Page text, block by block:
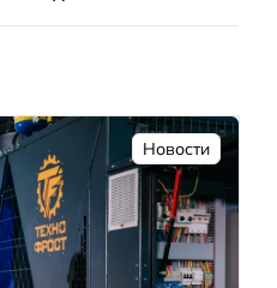
Новости